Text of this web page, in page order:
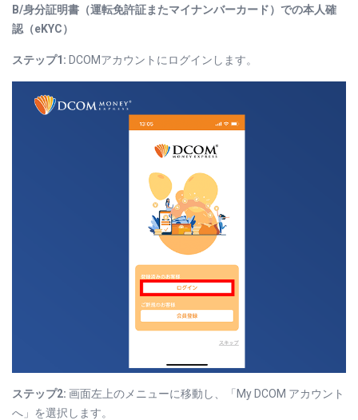
B/身分証明書（運転免許証またマイナンバーカード）での本人確
認（eKYC）
ステップ1: DCOMアカウントにログインします。
ステップ2: 画面左上のメニューに移動し、「My DCOM アカウント
へ」を選択します。